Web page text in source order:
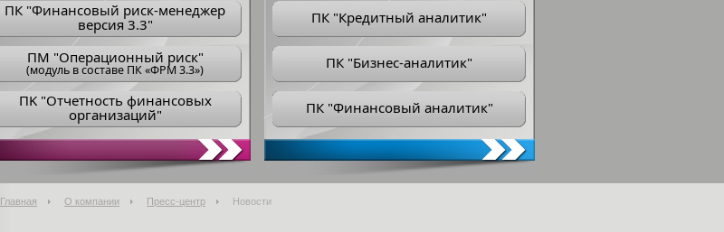
ПК "Финансовый риск-менеджер
версия 3.3"
ПM "Операционный риск"
(модуль в составе ПК «ФРМ 3.3»)
ПK "Отчетность финансовых
организаций"
ПК "Кредитный аналитик"
ПК "Бизнес-аналитик"
ПК "Финансовый аналитик"
Главная О компании Пресс-центр Новости